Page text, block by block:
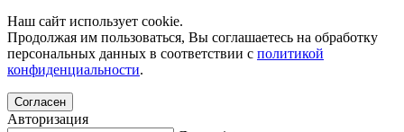
Наш сайт использует cookie.
Продолжая им пользоваться, Вы соглашаетесь на обработку
персональных данных в соответствии с политикой
конфиденциальности.
Согласен
Авторизация